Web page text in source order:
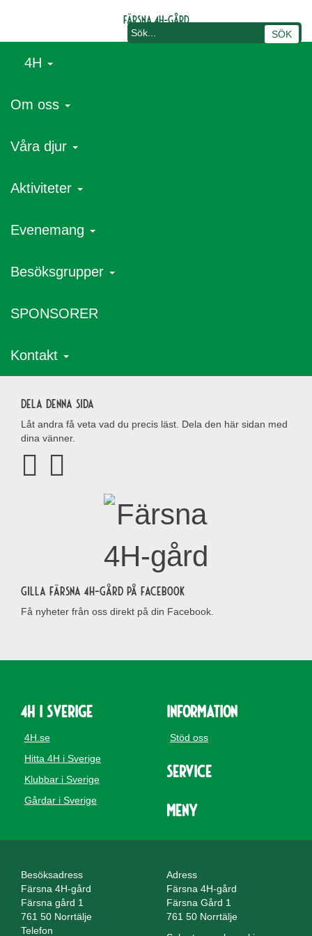
Färsna 4H-gård
4H
Om oss
Våra djur
Aktiviteter
Evenemang
Besöksgrupper
SPONSORER
Kontakt
thumbnail_djurapoteketlogga
Skriven av Färsna 4H-gård,
Arkiv
Dela denna sida
Låt andra få veta vad du precis läst. Dela den här sidan med
dina vänner.
Gilla Färsna 4H-gård på Facebook
Få nyheter från oss direkt på din Facebook.
4H i Sverige
4H.se
Hitta 4H i Sverige
Klubbar i Sverige
Gårdar i Sverige
Information
Stöd oss
Service
Meny
Besöksadress
Färsna 4H-gård
Färsna gård 1
761 50 Norrtälje
Adress
Färsna 4H-gård
Färsna Gård 1
761 50 Norrtälje
Telefon